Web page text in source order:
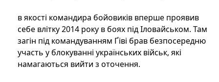
в якості командира бойовиків вперше проявив
себе влітку 2014 року в боях під Іловайськом. Там
загін під командуванням Ґіві брав безпосередню
участь у блокуванні українських військ, які
намагаються вийти з оточення.